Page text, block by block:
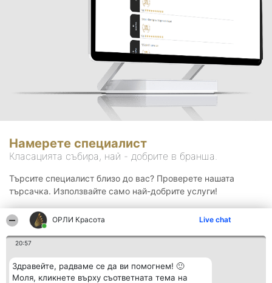
ОРЛИ Красота Live chat
20:57
Здравейте, радваме се да ви помогнем! 🙂
Моля, кликнете върху съответната тема на
Намерете специалист
Класацията събира, най - добрите в бранша.
Търсите специалист близо до вас? Проверете нашата
търсачка. Използвайте само най-добрите услуги!